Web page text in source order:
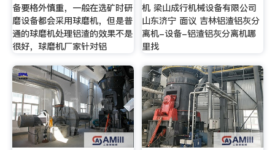
备要格外慎重，一般在选矿时研
磨设备都会采用球磨机，但是普
通的球磨机处理铝渣的效果不是
很好，球磨机厂家针对铝
机 梁山成行机械设备有限公司
山东济宁 面议 吉林铝渣铝灰分
离机-设备-铝渣铝灰分离机哪
里找